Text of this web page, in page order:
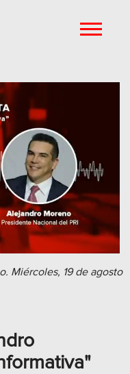
Miércoles, 19 de agosto